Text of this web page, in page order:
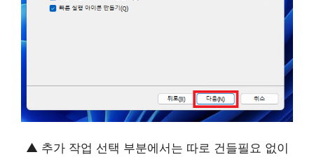
▲ 추가 작업 선택 부분에서는 따로 건들필요 없이